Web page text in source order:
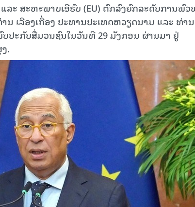
ະ ສະຫະພາບເອີຣົບ (EU) ຕົກລົງຍົກລະດັບການພົ
ເລືອງເກື່ອງ ປະທານປະເທດຫວຽດນາມ ແລະ ທ່າ
ປະກັບສື່ມວນຊົນໃນວັນທີ 29 ມັງກອນ ຜ່ານມາ ຢູ່
.
15.040(07-08-